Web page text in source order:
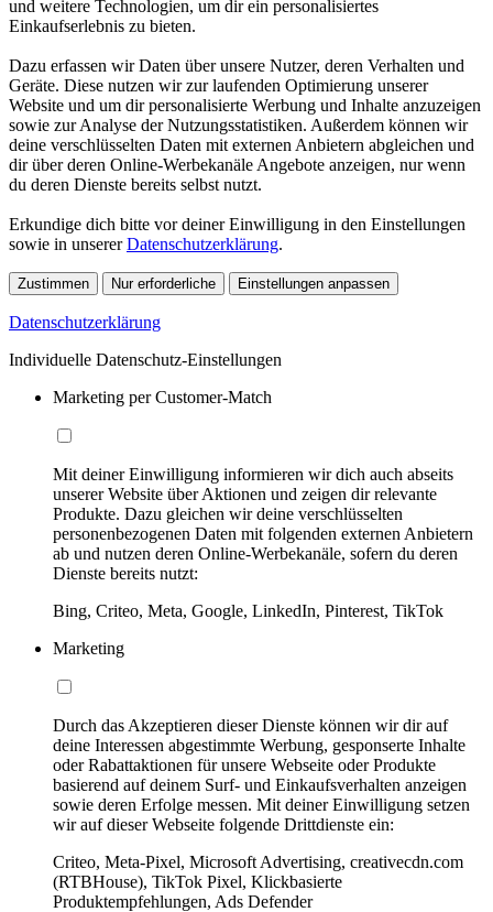
und weitere Technologien, um dir ein personalisiertes
Einkaufserlebnis zu bieten.
Dazu erfassen wir Daten über unsere Nutzer, deren Verhalten und
Geräte. Diese nutzen wir zur laufenden Optimierung unserer
Website und um dir personalisierte Werbung und Inhalte anzuzeigen
sowie zur Analyse der Nutzungsstatistiken. Außerdem können wir
deine verschlüsselten Daten mit externen Anbietern abgleichen und
dir über deren Online-Werbekanäle Angebote anzeigen, nur wenn
du deren Dienste bereits selbst nutzt.
Erkundige dich bitte vor deiner Einwilligung in den Einstellungen
sowie in unsererDatenschutzerklärung.
Zustimmen Nur erforderliche Einstellungen anpassen
Datenschutzerklärung
Individuelle Datenschutz-Einstellungen
Marketing per Customer-Match
Mit deiner Einwilligung informieren wir dich auch abseits
unserer Website über Aktionen und zeigen dir relevante
Produkte. Dazu gleichen wir deine verschlüsselten
personenbezogenen Daten mit folgenden externen Anbietern
ab und nutzen deren Online-Werbekanäle, sofern du deren
Dienste bereits nutzt:
Bing, Criteo, Meta, Google, LinkedIn, Pinterest, TikTok
Marketing
Durch das Akzeptieren dieser Dienste können wir dir auf
deine Interessen abgestimmte Werbung, gesponserte Inhalte
oder Rabattaktionen für unsere Webseite oder Produkte
basierend auf deinem Surf- und Einkaufsverhalten anzeigen
sowie deren Erfolge messen. Mit deiner Einwilligung setzen
wir auf dieser Webseite folgende Drittdienste ein:
Criteo, Meta-Pixel, Microsoft Advertising, creativecdn.com
(RTBHouse), TikTok Pixel, Klickbasierte
Produktempfehlungen, Ads Defender